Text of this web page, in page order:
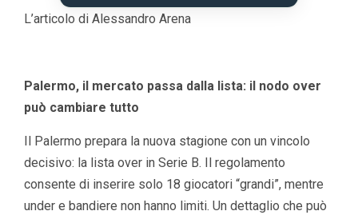
L’articolo di Alessandro Arena
Palermo, il mercato passa dalla lista: il nodo over
può cambiare tutto
Il Palermo prepara la nuova stagione con un vincolo
decisivo: la lista over in Serie B. Il regolamento
consente di inserire solo 18 giocatori “grandi”, mentre
under e bandiere non hanno limiti. Un dettaglio che può